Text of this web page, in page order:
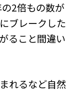
2倍もの数が
ブレークした
ること間違い
れるなど自然